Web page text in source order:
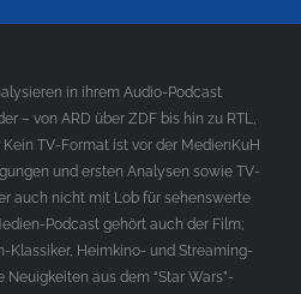
in ihrem Audio-Podcast
– von ARD über ZDF bis hin zu RTL,
Kein TV-Format ist vor der MedienKuH
und ersten Analysen sowie TV-
auch nicht mit Lob für sehenswerte
Podcast gehört auch der Film;
Klassiker, Heimkino- und Streaming-
aus dem “Star Wars”-